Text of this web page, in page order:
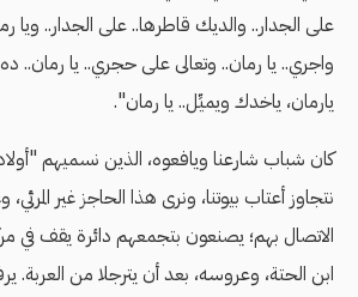
على الجدار.. والديك قاطرها.. على الجدار.. ويا
واجري.. يا رمان.. وتعالى على حجري.. يا رمان..
يارمان، ياخدك ويميِّل.. يا رمان".
كان شباب شارعنا ويافعوه، الذين نسميهم "أولاد
نتجاوز أعتاب بيوتنا، ونرى هذا الحاجز غير المرئي،
الاتصال بهم؛ يصنعون بتجمعهم دائرة يقف في
ابن الحتة، وعروسه، بعد أن يترجلا من